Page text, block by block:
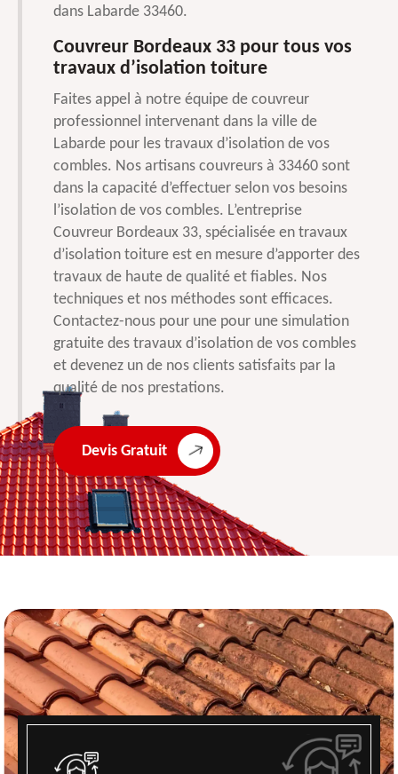
dans Labarde 33460.
Couvreur Bordeaux 33 pour tous vos
travaux d’isolation toiture
Faites appel à notre équipe de couvreur
professionnel intervenant dans la ville de
Labarde pour les travaux d’isolation de vos
combles. Nos artisans couvreurs à 33460 sont
dans la capacité d’effectuer selon vos besoins
l’isolation de vos combles. L’entreprise
Couvreur Bordeaux 33, spécialisée en travaux
d’isolation toiture est en mesure d’apporter des
travaux de haute de qualité et fiables. Nos
techniques et nos méthodes sont efficaces.
Contactez-nous pour une pour une simulation
gratuite des travaux d’isolation de vos combles
et devenez un de nos clients satisfaits par la
qualité de nos prestations.
Devis Gratuit